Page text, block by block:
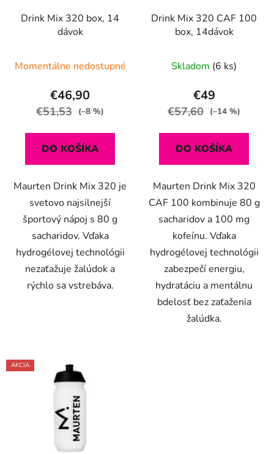
Drink Mix 320 box, 14
dávok
Momentálne nedostupné
€46,90
€51,53 (–8 %)
DO KOŠÍKA
Maurten Drink Mix 320 je
svetovo najsilnejší
športový nápoj s 80 g
sacharidov. Vďaka
hydrogélovej technológii
nezaťažuje žalúdok a
rýchlo sa vstrebáva.
Drink Mix 320 CAF 100
box, 14dávok
Skladom (6 ks)
€49
€57,60 (–14 %)
DO KOŠÍKA
Maurten Drink Mix 320
CAF 100 kombinuje 80 g
sacharidov a 100 mg
kofeínu. Vďaka
hydrogélovej technológii
zabezpečí energiu,
hydratáciu a mentálnu
bdelosť bez zaťaženia
žalúdka.
AKCIA